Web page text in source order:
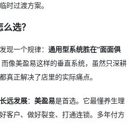
时过渡方案。
选？
现一个规律： 通用型系统胜在“面面俱
而像美盈易这样的垂直系统，虽然只深耕
真正解决了店里的实际痛点。
远发展： 美盈易是首选。它最懂养生理
客户、做好裂变、打通连锁。多年付方